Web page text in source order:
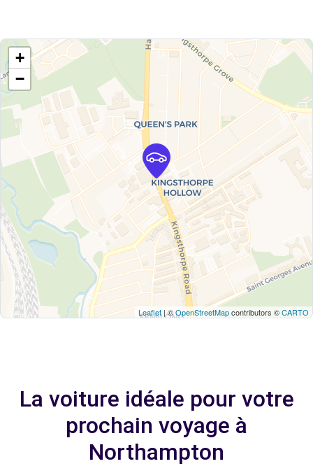
+
−
Leaflet| ©OpenStreetMapcontributors ©CARTO
La voiture idéale pour votre
prochain voyage à
Northampton